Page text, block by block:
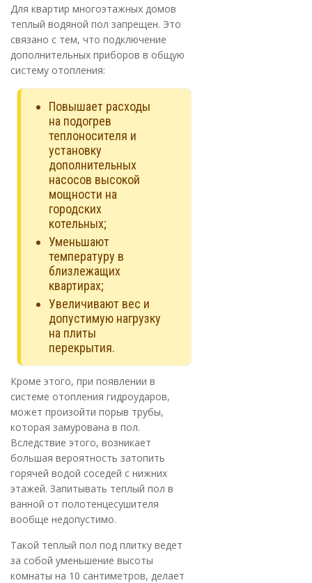
Для квартир многоэтажных домов
теплый водяной пол запрещен. Это
связано с тем, что подключение
дополнительных приборов в общую
систему отопления:
Повышает расходы
на подогрев
теплоносителя и
установку
дополнительных
насосов высокой
мощности на
городских
котельных;
Уменьшают
температуру в
близлежащих
квартирах;
Увеличивают вес и
допустимую нагрузку
на плиты
перекрытия.
Кроме этого, при появлении в
системе отопления гидроударов,
может произойти порыв трубы,
которая замурована в пол.
Вследствие этого, возникает
большая вероятность затопить
горячей водой соседей с нижних
этажей. Запитывать теплый пол в
ванной от полотенцесушителя
вообще недопустимо.
Такой теплый пол под плитку ведет
за собой уменьшение высоты
комнаты на 10 сантиметров, делает